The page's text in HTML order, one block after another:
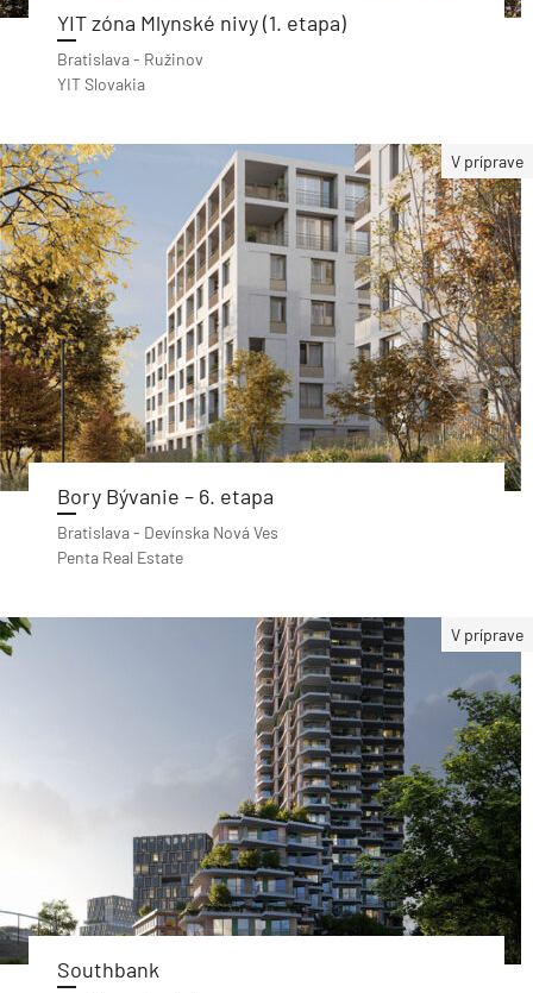
YIT zóna Mlynské nivy (1. etapa)
Bratislava - Ružinov
YIT Slovakia
V príprave
Bory Bývanie – 6. etapa
Bratislava - Devínska Nová Ves
Penta Real Estate
V príprave
Southbank